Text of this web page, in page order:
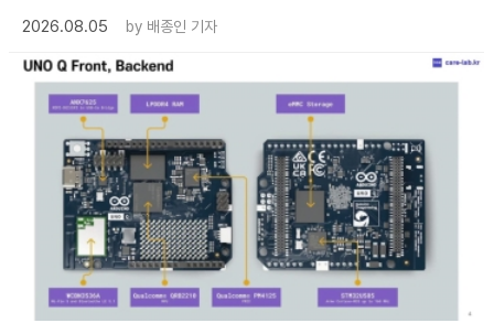
2026.08.05
by 배종인 기자